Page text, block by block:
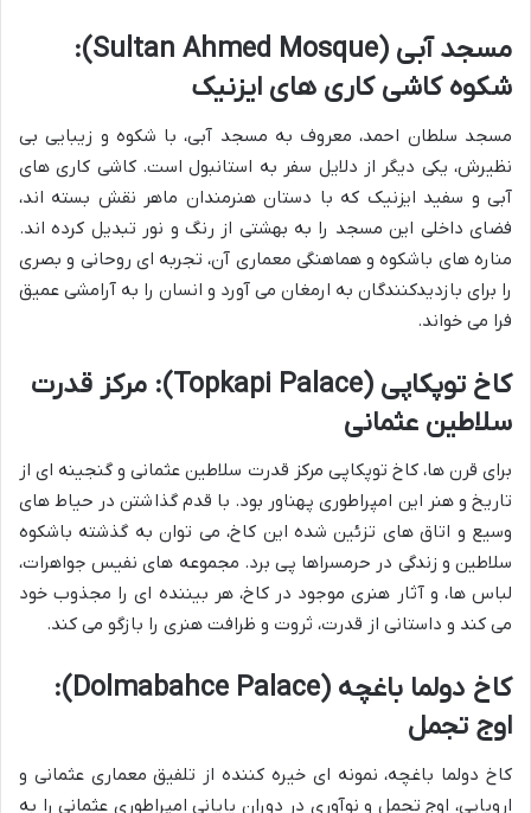
مسجد آبی (Sultan Ahmed Mosque):
شکوه کاشی کاری های ایزنیک
مسجد سلطان احمد، معروف به مسجد آبی، با شکوه و زیبایی بی
نظیرش، یکی دیگر از دلایل سفر به استانبول است. کاشی کاری های
آبی و سفید ایزنیک که با دستان هنرمندان ماهر نقش بسته اند،
فضای داخلی این مسجد را به بهشتی از رنگ و نور تبدیل کرده اند.
مناره های باشکوه و هماهنگی معماری آن، تجربه ای روحانی و بصری
را برای بازدیدکنندگان به ارمغان می آورد و انسان را به آرامشی عمیق
فرا می خواند.
کاخ توپکاپی (Topkapi Palace): مرکز قدرت
سلاطین عثمانی
برای قرن ها، کاخ توپکاپی مرکز قدرت سلاطین عثمانی و گنجینه ای از
تاریخ و هنر این امپراطوری پهناور بود. با قدم گذاشتن در حیاط های
وسیع و اتاق های تزئین شده این کاخ، می توان به گذشته باشکوه
سلاطین و زندگی در حرمسراها پی برد. مجموعه های نفیس جواهرات،
لباس ها، و آثار هنری موجود در کاخ، هر بیننده ای را مجذوب خود
می کند و داستانی از قدرت، ثروت و ظرافت هنری را بازگو می کند.
کاخ دولما باغچه (Dolmabahce Palace):
اوج تجمل
کاخ دولما باغچه، نمونه ای خیره کننده از تلفیق معماری عثمانی و
اروپایی، اوج تجمل و نوآوری در دوران پایانی امپراطوری عثمانی را به